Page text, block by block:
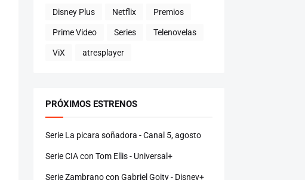
Disney Plus Netflix Premios
Prime Video Series Telenovelas
ViX atresplayer
PRÓXIMOS ESTRENOS
Serie La picara soñadora - Canal 5, agosto
Serie CIA con Tom Ellis - Universal+
Serie Zambrano con Gabriel Goity - Disney+